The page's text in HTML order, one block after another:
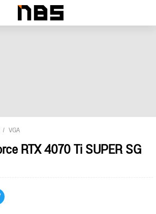
VGA
RTX 4070 Ti SUPER SG